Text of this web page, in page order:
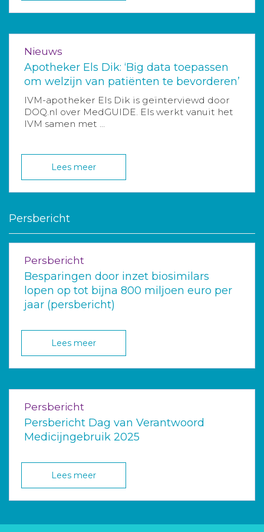
Nieuws
Apotheker Els Dik: ‘Big data toepassen
om welzijn van patiënten te bevorderen’
IVM-apotheker Els Dik is geïnterviewd door
DOQ.nl over MedGUIDE. Els werkt vanuit het
IVM samen met ...
Lees meer
Persbericht
Persbericht
Besparingen door inzet biosimilars
lopen op tot bijna 800 miljoen euro per
jaar (persbericht)
Lees meer
Persbericht
Persbericht Dag van Verantwoord
Medicijngebruik 2025
Lees meer